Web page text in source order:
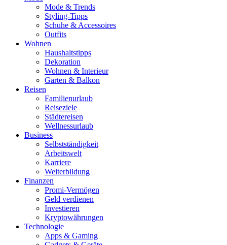
Mode & Trends
Styling-Tipps
Schuhe & Accessoires
Outfits
Wohnen
Haushaltstipps
Dekoration
Wohnen & Interieur
Garten & Balkon
Reisen
Familienurlaub
Reiseziele
Städtereisen
Wellnessurlaub
Business
Selbstständigkeit
Arbeitswelt
Karriere
Weiterbildung
Finanzen
Promi-Vermögen
Geld verdienen
Investieren
Kryptowährungen
Technologie
Apps & Gaming